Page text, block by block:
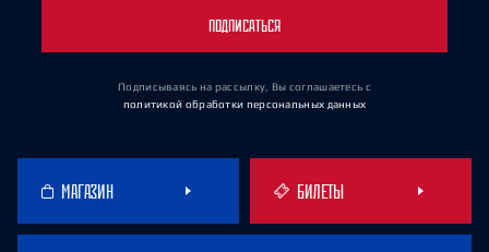
ПОДПИСАТЬСЯ
Подписываясь на рассылку, Вы соглашаетесь с
политикой обработки персональных данных
МАГАЗИН БИЛЕТЫ